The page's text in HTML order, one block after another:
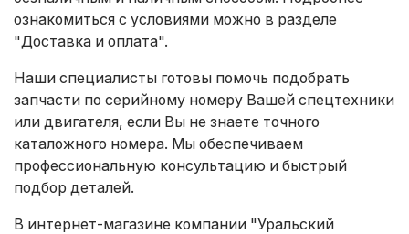
ознакомиться с условиями можно в разделе
"Доставка и оплата".
Наши специалисты готовы помочь подобрать
запчасти по серийному номеру Вашей спецтехники
или двигателя, если Вы не знаете точного
каталожного номера. Мы обеспечиваем
профессиональную консультацию и быстрый
подбор деталей.
В интернет-магазине компании "Уральский